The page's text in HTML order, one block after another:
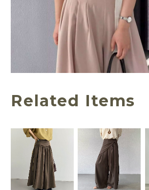
Related Items